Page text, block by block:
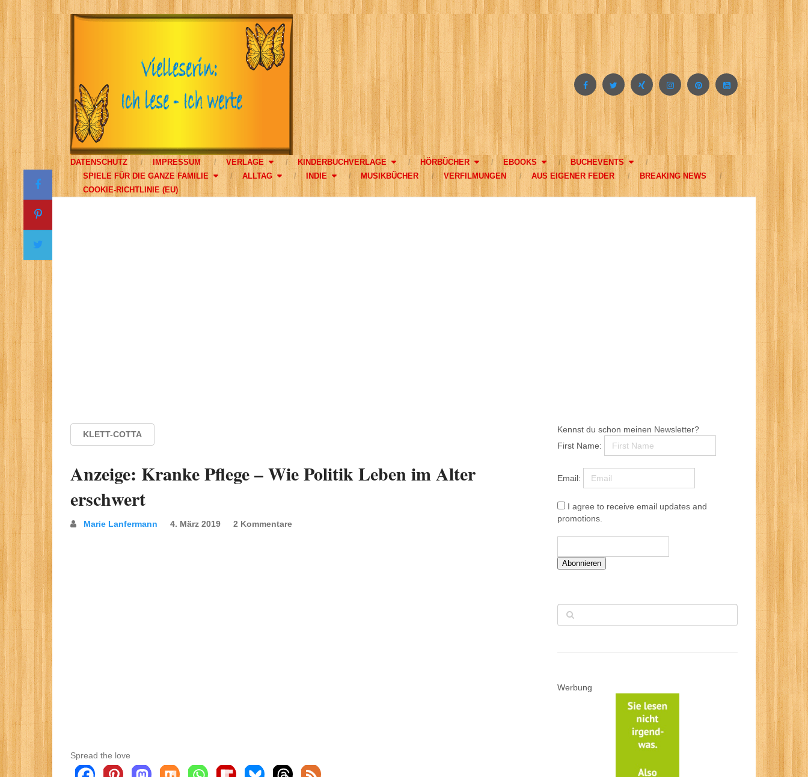
DATENSCHUTZ IMPRESSUM VERLAGE KINDERBUCHVERLAGE HÖRBÜCHER EBOOKS
BUCHEVENTS
SPIELE FÜR DIE GANZE FAMILIE
ALLTAG INDIE MUSIKBÜCHER VERFILMUNGEN AUS EIGENER FEDER
BREAKING NEWS
COOKIE-RICHTLINIE (EU)
KLETT-COTTA
Anzeige: Kranke Pflege – Wie Politik Leben im Alter
erschwert
Marie Lanfermann 4. März 2019 2 Kommentare
Spread the love
Kennst du schon meinen Newsletter?
First Name:
Email:
I agree to receive email updates and
promotions.
Abonnieren
Werbung